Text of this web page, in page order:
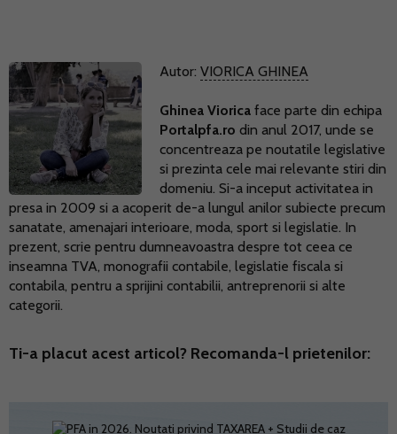
Autor: VIORICA GHINEA
Ghinea Viorica face parte din echipa
Portalpfa.ro din anul 2017, unde se
concentreaza pe noutatile legislative
si prezinta cele mai relevante stiri din
domeniu. Si-a inceput activitatea in
presa in 2009 si a acoperit de-a lungul anilor subiecte precum
sanatate, amenajari interioare, moda, sport si legislatie. In
prezent, scrie pentru dumneavoastra despre tot ceea ce
inseamna TVA, monografii contabile, legislatie fiscala si
contabila, pentru a sprijini contabilii, antreprenorii si alte
categorii.
Ti-a placut acest articol? Recomanda-l prietenilor: